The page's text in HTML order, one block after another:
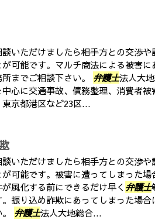
いただけましたら相手方との交渉
が可能です。マルチ商法による被害
までご相談下さい。 弁護士法人大
心に交通事故、債務整理、消費者
京都港区など23区...
いただけましたら相手方との交渉
が可能です。被害に遭ってしまった
風化する前にできるだけ早く 弁護士
振り込め詐欺にあってしまった場
弁護士法人大地総合...